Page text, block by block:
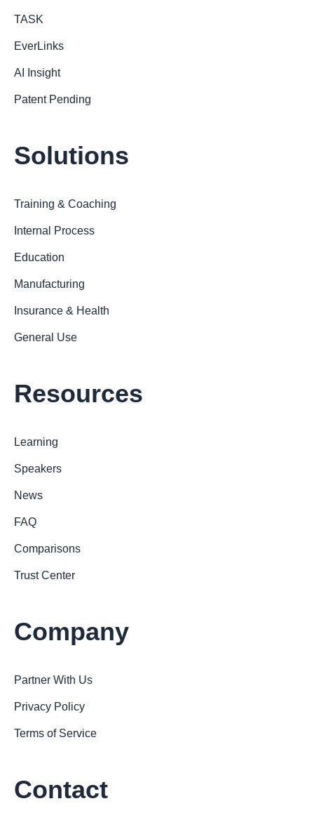
TASK
EverLinks
AI Insight
Patent Pending
Solutions
Training & Coaching
Internal Process
Education
Manufacturing
Insurance & Health
General Use
Resources
Learning
Speakers
News
FAQ
Comparisons
Trust Center
Company
Partner With Us
Privacy Policy
Terms of Service
Contact